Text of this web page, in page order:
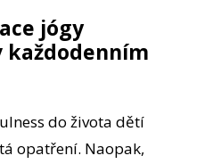
jógy
každodenním
do života dětí
opatření. Naopak,